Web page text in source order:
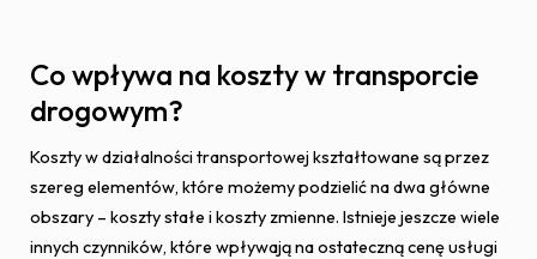
Co wpływa na koszty w transporcie
drogowym?
Koszty w działalności transportowej kształtowane są przez
szereg elementów, które możemy podzielić na dwa główne
obszary – koszty stałe i koszty zmienne. Istnieje jeszcze wiele
innych czynników, które wpływają na ostateczną cenę usługi